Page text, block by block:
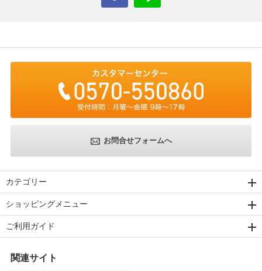
お問合せフォームへ
カテゴリー
ショッピングメニュー
ご利用ガイド
関連サイト